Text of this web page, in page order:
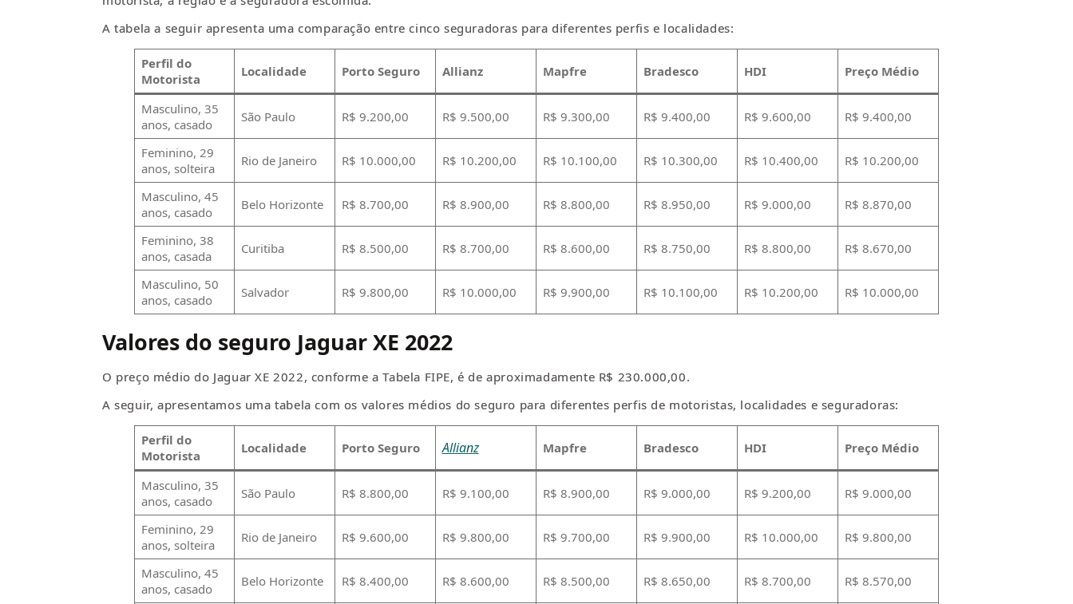
A tabela a seguir apresenta uma comparação entre cinco seguradoras para diferentes perfis e localidades:
Perfil do
Motorista
Localidade Porto Seguro Allianz Mapfre Bradesco HDI Preço Médio
Masculino, 35
anos, casado
São Paulo R$ 9.200,00 R$ 9.500,00 R$ 9.300,00 R$ 9.400,00 R$ 9.600,00 R$ 9.400,00
Feminino, 29
anos, solteira
Rio de Janeiro R$ 10.000,00 R$ 10.200,00 R$ 10.100,00 R$ 10.300,00 R$ 10.400,00 R$ 10.200,00
Masculino, 45
anos, casado
Belo Horizonte R$ 8.700,00 R$ 8.900,00 R$ 8.800,00 R$ 8.950,00 R$ 9.000,00 R$ 8.870,00
Feminino, 38
anos, casada
Curitiba R$ 8.500,00 R$ 8.700,00 R$ 8.600,00 R$ 8.750,00 R$ 8.800,00 R$ 8.670,00
Masculino, 50
anos, casado
Salvador R$ 9.800,00 R$ 10.000,00 R$ 9.900,00 R$ 10.100,00 R$ 10.200,00 R$ 10.000,00
Valores do seguro Jaguar XE 2022
O preço médio do Jaguar XE 2022, conforme a Tabela FIPE, é de aproximadamente R$ 230.000,00.
A seguir, apresentamos uma tabela com os valores médios do seguro para diferentes perfis de motoristas, localidades e seguradoras:
Perfil do
Motorista
Localidade Porto Seguro Allianz Mapfre Bradesco HDI Preço Médio
Masculino, 35
anos, casado
São Paulo R$ 8.800,00 R$ 9.100,00 R$ 8.900,00 R$ 9.000,00 R$ 9.200,00 R$ 9.000,00
Feminino, 29
anos, solteira
Rio de Janeiro R$ 9.600,00 R$ 9.800,00 R$ 9.700,00 R$ 9.900,00 R$ 10.000,00 R$ 9.800,00
Masculino, 45
anos, casado
Belo Horizonte R$ 8.400,00 R$ 8.600,00 R$ 8.500,00 R$ 8.650,00 R$ 8.700,00 R$ 8.570,00